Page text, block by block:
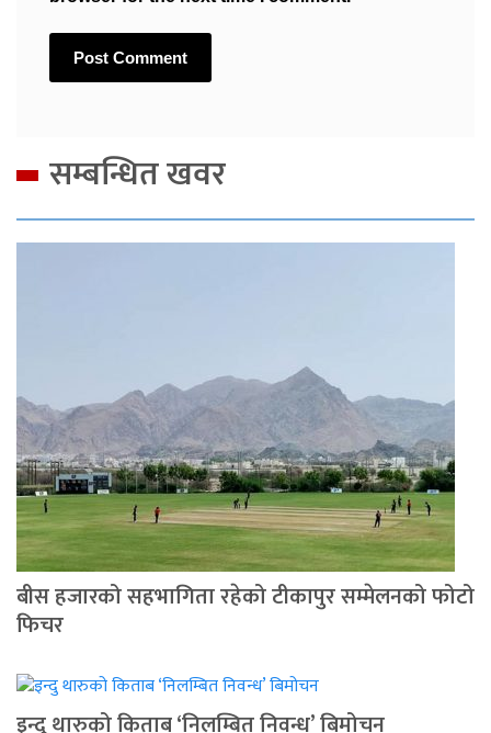
सम्बन्धित खवर
बीस हजारको सहभागिता रहेको टीकापुर सम्मेलनको फोटो
फिचर
इन्दु थारुको किताब ‘निलम्बित निवन्ध’ बिमोचन